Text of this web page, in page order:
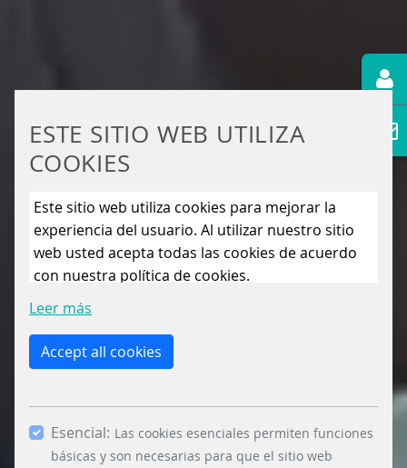
ESTE SITIO WEB UTILIZA
COOKIES
Este sitio web utiliza cookies para mejorar la
experiencia del usuario. Al utilizar nuestro sitio
web usted acepta todas las cookies de acuerdo
con nuestra política de cookies.
Leer más
Accept all cookies
Esencial: Las cookies esenciales permiten funciones
básicas y son necesarias para que el sitio web